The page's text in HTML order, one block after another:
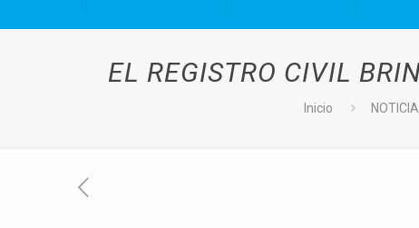
EL REGISTRO CIVIL
Inicio